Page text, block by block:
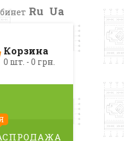
Ru Ua
Корзина
0 шт. - 0 грн.